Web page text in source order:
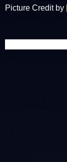
Picture Credit by